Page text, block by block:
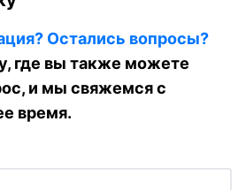
Остались вопросы?
где вы также можете
и мы свяжемся с
время.